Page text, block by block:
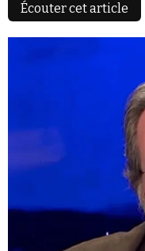
Écouter cet article